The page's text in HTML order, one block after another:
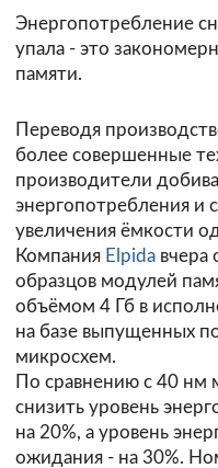
Энергопотребление
упала - это
памяти.
Переводя
более совершенные
производители
энергопотребления и
увеличения ёмкости
Компания Elpida вчера
образцов модулей
объёмом 4 Гб в
на базе выпущенных
микросхем.
По сравнению с 40 нм
снизить уровень
на 20%, а уровень
ожидания - на 30%.